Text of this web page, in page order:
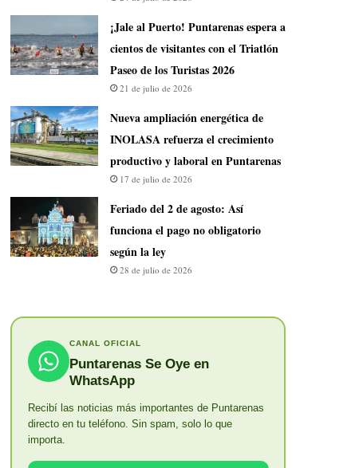
¡Jale al Puerto! Puntarenas espera a
cientos de visitantes con el Triatlón
Paseo de los Turistas 2026
21 de julio de 2026
Nueva ampliación energética de
INOLASA refuerza el crecimiento
productivo y laboral en Puntarenas
17 de julio de 2026
Feriado del 2 de agosto: Así
funciona el pago no obligatorio
según la ley
28 de julio de 2026
CANAL OFICIAL
Puntarenas Se Oye en
WhatsApp
Recibí las noticias más importantes de Puntarenas
directo en tu teléfono. Sin spam, solo lo que
importa.